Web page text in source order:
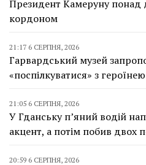
Президент Камеруну понад
кордоном
21:17 6 СЕРПНЯ, 2026
Гарвардський музей
«поспілкуватися» з
21:05 6 СЕРПНЯ, 2026
У Гданську п’яний водій
акцент, а потім побив двох
20:59 6 СЕРПНЯ, 2026